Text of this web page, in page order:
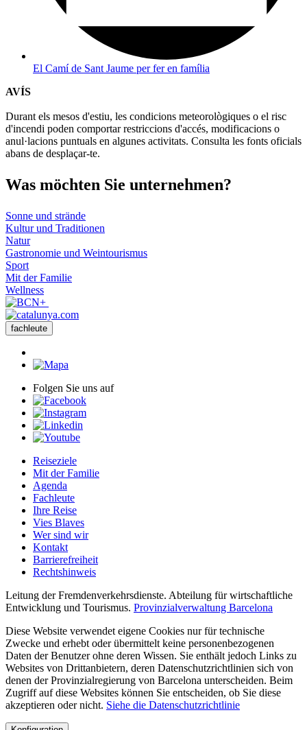
El Camí de Sant Jaume per fer en família
AVÍS
Durant els mesos d'estiu, les condicions meteorològiques o el risc
d'incendi poden comportar restriccions d'accés, modificacions o
anul·lacions puntuals en algunes activitats. Consulta les fonts oficials
abans de desplaçar-te.
Was möchten Sie unternehmen?
Sonne und strände
Kultur und Traditionen
Natur
Gastronomie und Weintourismus
Sport
Mit der Familie
Wellness
fachleute
Folgen Sie uns auf
Reiseziele
Mit der Familie
Agenda
Fachleute
Ihre Reise
Vies Blaves
Wer sind wir
Kontakt
Barrierefreiheit
Rechtshinweis
Leitung der Fremdenverkehrsdienste. Abteilung für wirtschaftliche
Entwicklung und Tourismus. Provinzialverwaltung Barcelona
Diese Website verwendet eigene Cookies nur für technische
Zwecke und erhebt oder übermittelt keine personenbezogenen
Daten der Benutzer ohne deren Wissen. Sie enthält jedoch Links zu
Websites von Drittanbietern, deren Datenschutzrichtlinien sich von
denen der Provinzialregierung von Barcelona unterscheiden. Beim
Zugriff auf diese Websites können Sie entscheiden, ob Sie diese
akzeptieren oder nicht. Siehe die Datenschutzrichtlinie